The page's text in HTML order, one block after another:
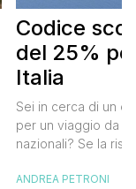
Codice
del 25%
Italia
Sei in cerca di un
per un viaggio da
nazionali? Se la
Alitalia per l’Italia.
ANDREA PETRONI